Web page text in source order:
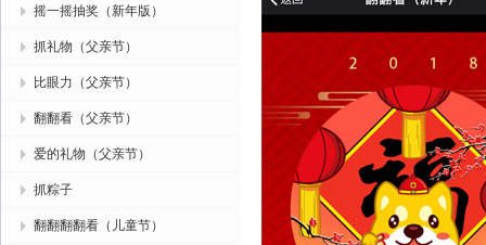
摇一摇抽奖（新年版）
抓礼物（父亲节）
比眼力（父亲节）
翻翻看（父亲节）
爱的礼物（父亲节）
抓粽子
翻翻翻翻看（儿童节）